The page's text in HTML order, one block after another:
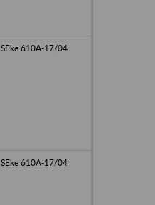
SEke 610A-17/04
SEke 610A-17/04